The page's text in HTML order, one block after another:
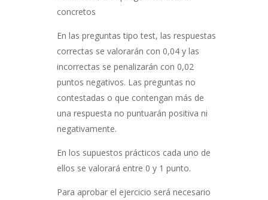
concretos
En las preguntas tipo test, las respuestas
correctas se valorarán con 0,04 y las
incorrectas se penalizarán con 0,02
puntos negativos. Las preguntas no
contestadas o que contengan más de
una respuesta no puntuarán positiva ni
negativamente.
En los supuestos prácticos cada uno de
ellos se valorará entre 0 y 1 punto.
Para aprobar el ejercicio será necesario